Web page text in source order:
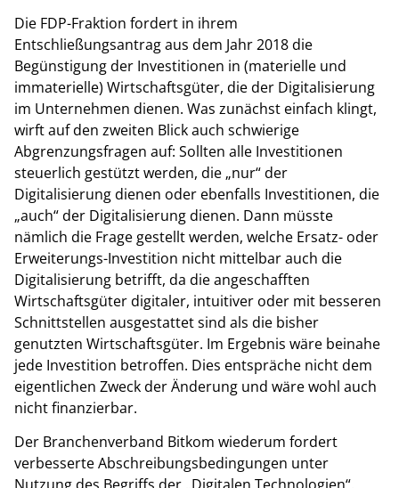
Die FDP-Fraktion fordert in ihrem
Entschließungsantrag aus dem Jahr 2018 die
Begünstigung der Investitionen in (materielle und
immaterielle) Wirtschaftsgüter, die der Digitalisierung
im Unternehmen dienen. Was zunächst einfach klingt,
wirft auf den zweiten Blick auch schwierige
Abgrenzungsfragen auf: Sollten alle Investitionen
steuerlich gestützt werden, die „nur“ der
Digitalisierung dienen oder ebenfalls Investitionen, die
„auch“ der Digitalisierung dienen. Dann müsste
nämlich die Frage gestellt werden, welche Ersatz- oder
Erweiterungs-Investition nicht mittelbar auch die
Digitalisierung betrifft, da die angeschafften
Wirtschaftsgüter digitaler, intuitiver oder mit besseren
Schnittstellen ausgestattet sind als die bisher
genutzten Wirtschaftsgüter. Im Ergebnis wäre beinahe
jede Investition betroffen. Dies entspräche nicht dem
eigentlichen Zweck der Änderung und wäre wohl auch
nicht finanzierbar.
Der Branchenverband Bitkom wiederum fordert
verbesserte Abschreibungsbedingungen unter